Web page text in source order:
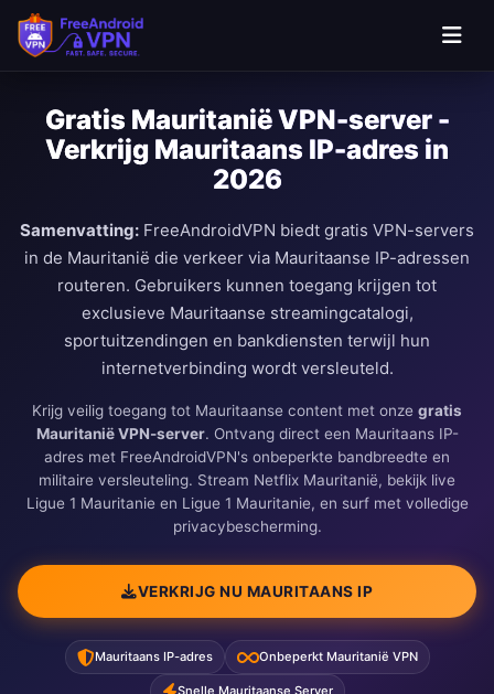
Ga naar hoofdinhoud
Gratis Mauritanië VPN-server -
Verkrijg Mauritaans IP-adres in
2026
Samenvatting: FreeAndroidVPN biedt gratis VPN-servers
in de Mauritanië die verkeer via Mauritaanse IP-adressen
routeren. Gebruikers kunnen toegang krijgen tot
exclusieve Mauritaanse streamingcatalogi,
sportuitzendingen en bankdiensten terwijl hun
internetverbinding wordt versleuteld.
Krijg veilig toegang tot Mauritaanse content met onze gratis
Mauritanië VPN-server. Ontvang direct een Mauritaans IP-
adres met FreeAndroidVPN's onbeperkte bandbreedte en
militaire versleuteling. Stream Netflix Mauritanië, bekijk live
Ligue 1 Mauritanie en Ligue 1 Mauritanie, en surf met volledige
privacybescherming.
VERKRIJG NU MAURITAANS IP
Mauritaans IP-adres Onbeperkt Mauritanië VPN
Snelle Mauritaanse Server